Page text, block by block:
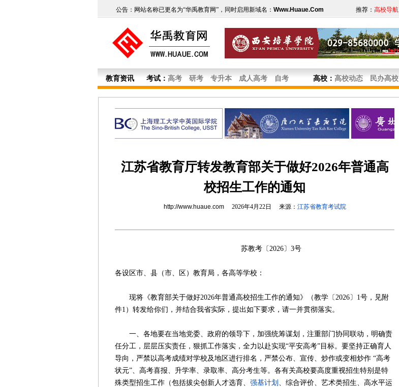
公告：网站名称已更名为“华禹教育网”，同时启用新域名： Www.Huaue.Com 推荐： 高校导航
教育资讯 考试： 高考 研考 专升本 成人高考 自考 高校： 高校动态 民办高校
江苏省教育厅转发教育部关于做好2026年普通高
校招生工作的通知
http://www.huaue.com2026年4月22日 来源： 江苏省教育考试院
苏教考〔2026〕3号
各设区市、县（市、区）教育局，各高等学校：
现将《教育部关于做好2026年普通高校招生工作的通知》（教学〔2026〕1号，见附
件1）转发给你们，并结合我省实际，提出如下要求，请一并贯彻落实。
一、各地要在当地党委、政府的领导下，加强统筹谋划，注重部门协同联动，明确责
任分工，层层压实责任，狠抓工作落实，全力以赴实现“平安高考”目标。要坚持正确育人
导向，严禁以高考成绩对学校及地区进行排名，严禁公布、宣传、炒作或变相炒作 “高考
状元”、高考喜报、升学率、录取率、高分考生等。各有关高校要高度重视招生特别是特
殊类型招生工作（包括拔尖创新人才选育、 强基计划 、综合评价、艺术类招生、高水平运